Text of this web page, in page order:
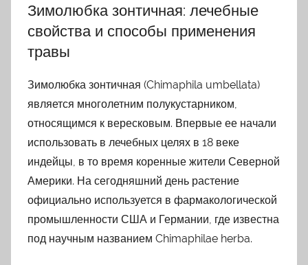
Зимолюбка зонтичная: лечебные
свойства и способы применения
травы
Зимолюбка зонтичная (Chimaphila umbellata)
является многолетним полукустарником,
относящимся к вересковым. Впервые ее начали
использовать в лечебных целях в 18 веке
индейцы, в то время коренные жители Северной
Америки. На сегодняшний день растение
официально используется в фармакологической
промышленности США и Германии, где известна
под научным названием Chimaphilae herba.